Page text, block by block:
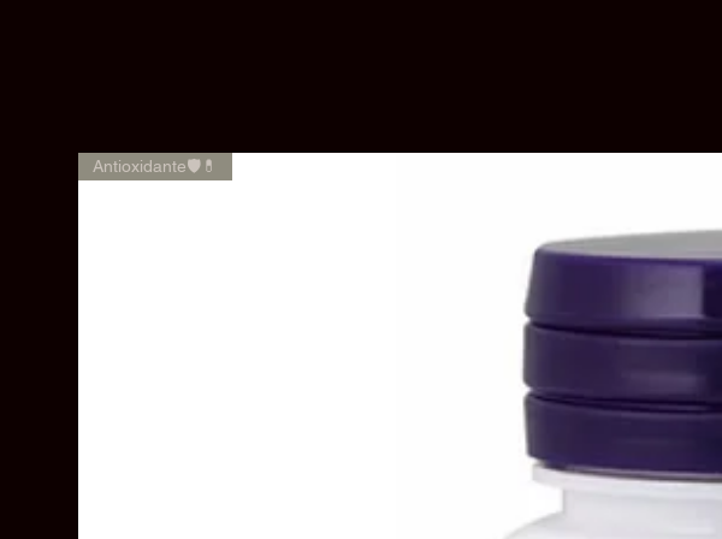
Antioxidante🛡️💊